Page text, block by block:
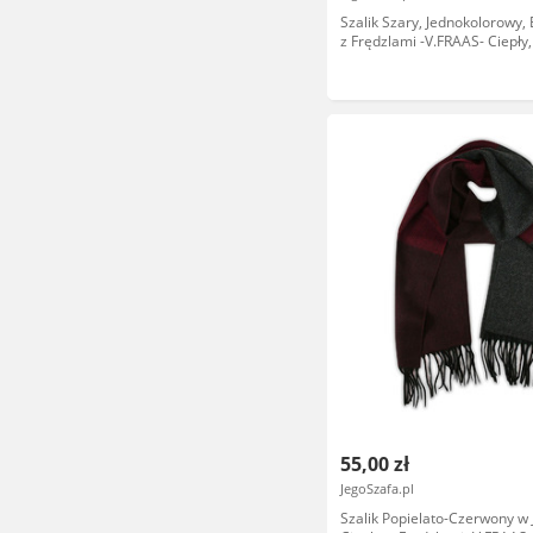
Szalik Szary, Jednokolorowy,
z Frędzlami -V.FRAAS-
55,00 zł
JegoSzafa.pl
Szalik Popielato-Czerwony w